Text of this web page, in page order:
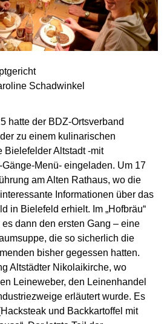
Hauptgericht
hatte der BDZ-Ortsverband
zu einem kulinarischen
Bielefelder Altstadt -mit
Menü- eingeladen. Um 17
am Alten Rathaus, wo die
Informationen über das
in Bielefeld erhielt. Im „Hofbräu“
dann den ersten Gang – eine
die so sicherlich die
bisher gegessen hatten.
Altstädter Nikolaikirche, wo
Leineweber, den Leinenhandel
erläutert wurde. Es
und Backkartoffel mit